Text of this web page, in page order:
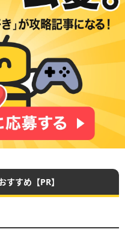
すめ【PR】